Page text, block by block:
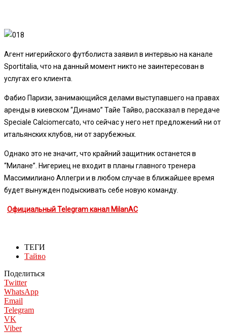
Агент нигерийского футболиста заявил в интервью на канале
Sportitalia, что на данный момент никто не заинтересован в
услугах его клиента.
Фабио Паризи, занимающийся делами выступавшего на правах
аренды в киевском “Динамо” Тайе Тайво, рассказал в передаче
Speciale Calciomercato, что сейчас у него нет предложений ни от
итальянских клубов, ни от зарубежных.
Однако это не значит, что крайний защитник останется в
“Милане”. Нигериец не входит в планы главного тренера
Массимилиано Аллегри и в любом случае в ближайшее время
будет вынужден подыскивать себе новую команду.
Официальный Telegram канал MilanAC
ТЕГИ
Тайво
Поделиться
Twitter
WhatsApp
Email
Telegram
VK
Viber